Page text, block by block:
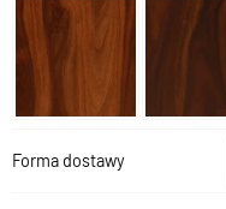
Forma dostawy